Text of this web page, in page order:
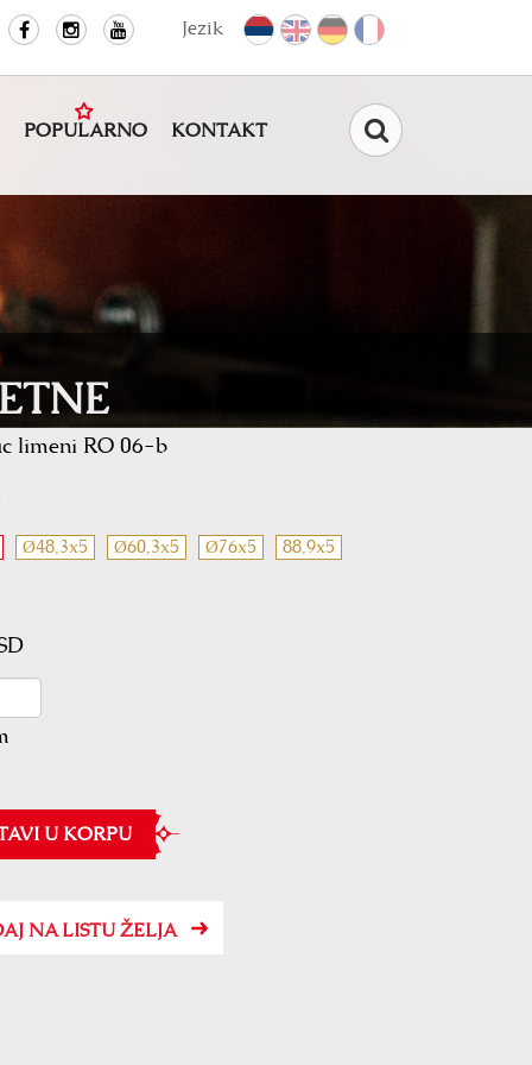
Jezik
POPULARNO KONTAKT
limeni RO 06-b
Ø48,3x5 Ø60,3x5 Ø76x5 88,9x5
U KORPU
NA LISTU ŽELJA